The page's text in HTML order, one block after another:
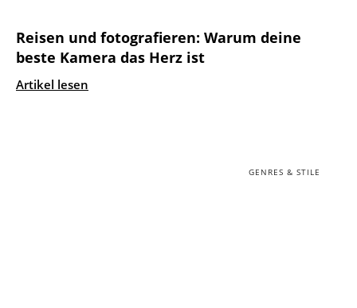
Reisen und fotografieren: Warum deine
beste Kamera das Herz ist
Artikel lesen
GENRES & STILE